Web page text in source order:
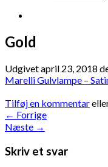
Gold
Udgivetapril 23, 2018
Marelli Gulvlampe –
Tilføj en kommentar
← Forrige
Næste →
Skriv et svar